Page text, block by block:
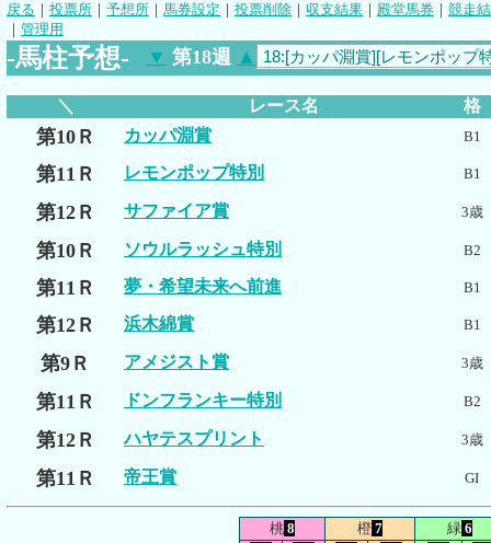
戻る ｜ 投票所 ｜ 予想所 ｜ 馬券設定 ｜ 投票削除 ｜ 収支結果 ｜ 殿堂馬券 ｜ 競走
｜ 管理用
-馬柱予想- ▼ 第18週 ▲
＼ レース名 格
第10Ｒ カッパ淵賞 B1
第11Ｒ レモンポップ特別 B1
第12Ｒ サファイア賞 3歳
第10Ｒ ソウルラッシュ特別 B2
第11Ｒ 夢・希望未来へ前進 B1
第12Ｒ 浜木綿賞 B1
第9Ｒ アメジスト賞 3歳
第11Ｒ ドンフランキー特別 B2
第12Ｒ ハヤテスプリント 3歳
第11Ｒ 帝王賞 GI
桃 8 橙 7 緑 6